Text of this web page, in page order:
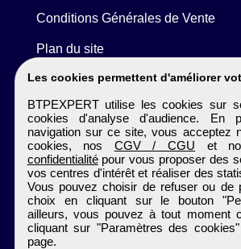
Les cookies permettent d'améliorer
BTPEXPERT utilise les cookies sur
cookies d'analyse d'audience. En
navigation sur ce site, vous acceptez
cookies, nos CGV / CGU et
confidentialitépour vous proposer des
vos centres d'intérêt et réaliser des
Vous pouvez choisir de refuser ou de
choix en cliquant sur le bouton
ailleurs, vous pouvez à tout moment
cliquant sur "Paramètres des
page.
Conditions Générales de Vente
Plan du site